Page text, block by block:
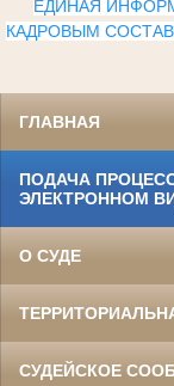
ЕДИНАЯ
КАДРОВЫМ
ГЛАВНАЯ
ПОДАЧА
ЭЛЕКТРОННОМ
О СУДЕ
СУДЕЙСКОЕ